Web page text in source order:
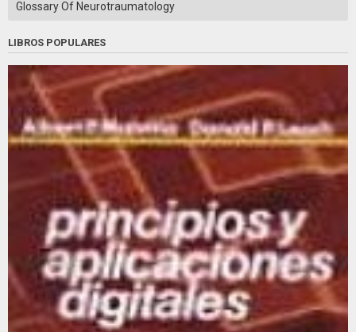
Glossary Of Neurotraumatology
LIBROS POPULARES